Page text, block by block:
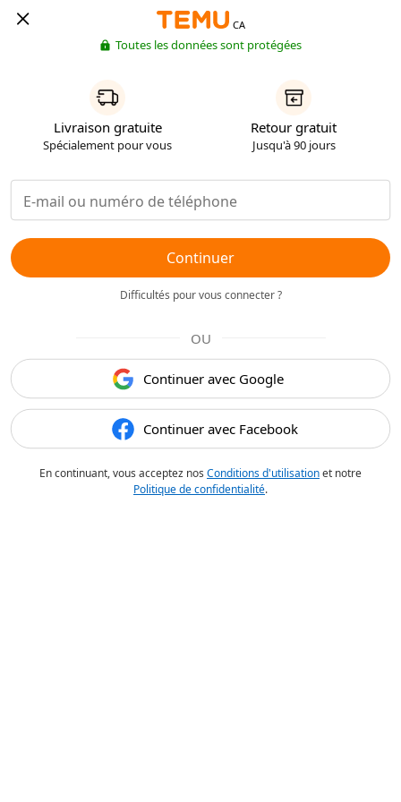
CA
Toutes les données sont protégées
Livraison gratuite
Spécialement pour vous
Retour gratuit
Jusqu'à 90 jours
Continuer
Difficultés pour vous connecter ?
OU
Continuer avec Google
Continuer avec Facebook
En continuant, vous acceptez nos Conditions d'utilisationet notre
Politique de confidentialité.